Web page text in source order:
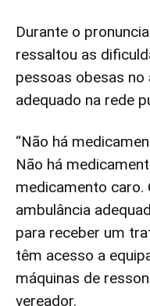
Durante o
ressaltou as
pessoas obesas
adequado na rede
“Não há
Não há
medicamento caro.
ambulância
para receber um
têm acesso a
máquinas de
vereador.